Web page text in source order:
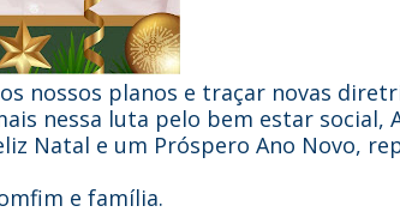
nossos planos e traçar novas
nessa luta pelo bem estar social,
Natal e um Próspero Ano Novo,
e família.